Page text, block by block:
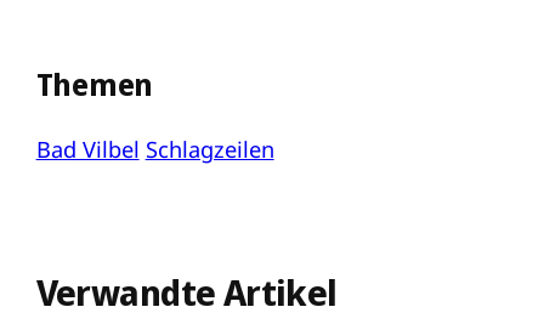
Themen
Bad Vilbel Schlagzeilen
Verwandte Artikel